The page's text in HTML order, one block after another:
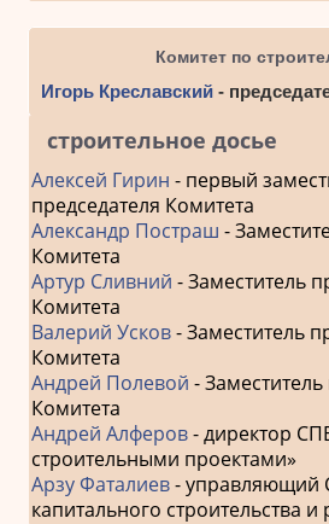
Комитет по
Игорь Креславский -
строительное досье
Алексей Гирин - первый
председателя Комитета
Александр Постраш -
Комитета
Артур Сливний - Заместитель
Комитета
Валерий Усков- Заместитель
Комитета
Андрей Полевой -
Комитета
Андрей Алферов- директор
строительными проектами»
Арзу Фаталиев- управляющий
капитального строительства и